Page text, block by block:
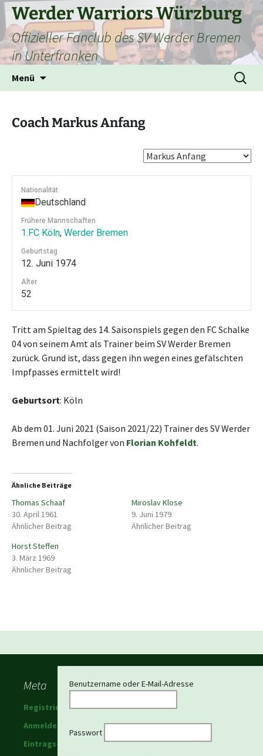
Zum
Inhalt
springen
Werder Warriors Würzburg
Offizieller Fanclub des SV Werder Bremen
in Unterfranken
Menü
Suchen
nach:
CoachMarkus Anfang
Nationalität
Deutschland
Frühere Mannschaften
1.FC Köln, Werder Bremen
Geburtstag
12. Juni 1974
Alter
52
Tritt am Spieltag des 14. Saisonspiels gegen den FC Schalke
04 von seinem Amt als Trainer beim SV Werder Bremen
zurück. Grund ist, dass gegen ihn wegen eines gefälschten
Impfpasses ermittelt wird!
Geburtsort: Köln
Ab dem 01. Juni 2021 (Saison 2021/22) Trainer des SV Werder
Bremen und Nachfolger von Florian Kohfeldt.
Ähnliche Beiträge
Thomas Schaaf
30. April 1961
Ähnlicher Beitrag
Miroslav Klose
9. Juni 1979
Ähnlicher Beitrag
Horst Steffen
3. März 1969
Ähnlicher Beitrag
Beitragsnavigation
Benutzername oder E-Mail-Adresse
Passwort
Meta
Registrieren
Anmelden
Eintrags-Feed